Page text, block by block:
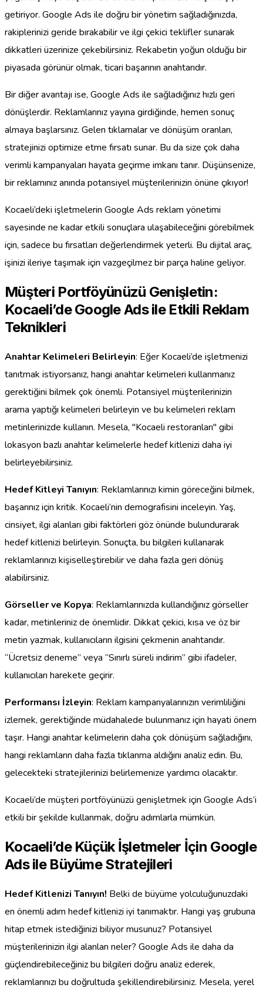
getiriyor. Google Ads ile doğru bir yönetim sağladığınızda,
rakiplerinizi geride bırakabilir ve ilgi çekici teklifler sunarak
dikkatleri üzerinize çekebilirsiniz. Rekabetin yoğun olduğu bir
piyasada görünür olmak, ticari başarının anahtarıdır.
Bir diğer avantajı ise, Google Ads ile sağladığınız hızlı geri
dönüşlerdir. Reklamlarınız yayına girdiğinde, hemen sonuç
almaya başlarsınız. Gelen tıklamalar ve dönüşüm oranları,
stratejinizi optimize etme fırsatı sunar. Bu da size çok daha
verimli kampanyaları hayata geçirme imkanı tanır. Düşünsenize,
bir reklamınız anında potansiyel müşterilerinizin önüne çıkıyor!
Kocaeli’deki işletmelerin Google Ads reklam yönetimi
sayesinde ne kadar etkili sonuçlara ulaşabileceğini görebilmek
için, sadece bu fırsatları değerlendirmek yeterli. Bu dijital araç,
işinizi ileriye taşımak için vazgeçilmez bir parça haline geliyor.
Müşteri Portföyünüzü Genişletin:
Kocaeli’de Google Ads ile Etkili Reklam
Teknikleri
Anahtar Kelimeleri Belirleyin: Eğer Kocaeli’de işletmenizi
tanıtmak istiyorsanız, hangi anahtar kelimeleri kullanmanız
gerektiğini bilmek çok önemli. Potansiyel müşterilerinizin
arama yaptığı kelimeleri belirleyin ve bu kelimeleri reklam
metinlerinizde kullanın. Mesela, "Kocaeli restoranları" gibi
lokasyon bazlı anahtar kelimelerle hedef kitlenizi daha iyi
belirleyebilirsiniz.
Hedef Kitleyi Tanıyın: Reklamlarınızı kimin göreceğini bilmek,
başarınız için kritik. Kocaeli’nin demografisini inceleyin. Yaş,
cinsiyet, ilgi alanları gibi faktörleri göz önünde bulundurarak
hedef kitlenizi belirleyin. Sonuçta, bu bilgileri kullanarak
reklamlarınızı kişiselleştirebilir ve daha fazla geri dönüş
alabilirsiniz.
Görseller ve Kopya: Reklamlarınızda kullandığınız görseller
kadar, metinleriniz de önemlidir. Dikkat çekici, kısa ve öz bir
metin yazmak, kullanıcıların ilgisini çekmenin anahtarıdır.
“Ücretsiz deneme” veya “Sınırlı süreli indirim” gibi ifadeler,
kullanıcıları harekete geçirir.
Performansı İzleyin: Reklam kampanyalarınızın verimliliğini
izlemek, gerektiğinde müdahalede bulunmanız için hayati önem
taşır. Hangi anahtar kelimelerin daha çok dönüşüm sağladığını,
hangi reklamların daha fazla tıklanma aldığını analiz edin. Bu,
gelecekteki stratejilerinizi belirlemenize yardımcı olacaktır.
Kocaeli’de müşteri portföyünüzü genişletmek için Google Ads’i
etkili bir şekilde kullanmak, doğru adımlarla mümkün.
Kocaeli’de Küçük İşletmeler İçin Google
Ads ile Büyüme Stratejileri
Hedef Kitlenizi Tanıyın! Belki de büyüme yolculuğunuzdaki
en önemli adım hedef kitlenizi iyi tanımaktır. Hangi yaş grubuna
hitap etmek istediğinizi biliyor musunuz? Potansiyel
müşterilerinizin ilgi alanları neler? Google Ads ile daha da
güçlendirebileceğiniz bu bilgileri doğru analiz ederek,
reklamlarınızı bu doğrultuda şekillendirebilirsiniz. Mesela, yerel